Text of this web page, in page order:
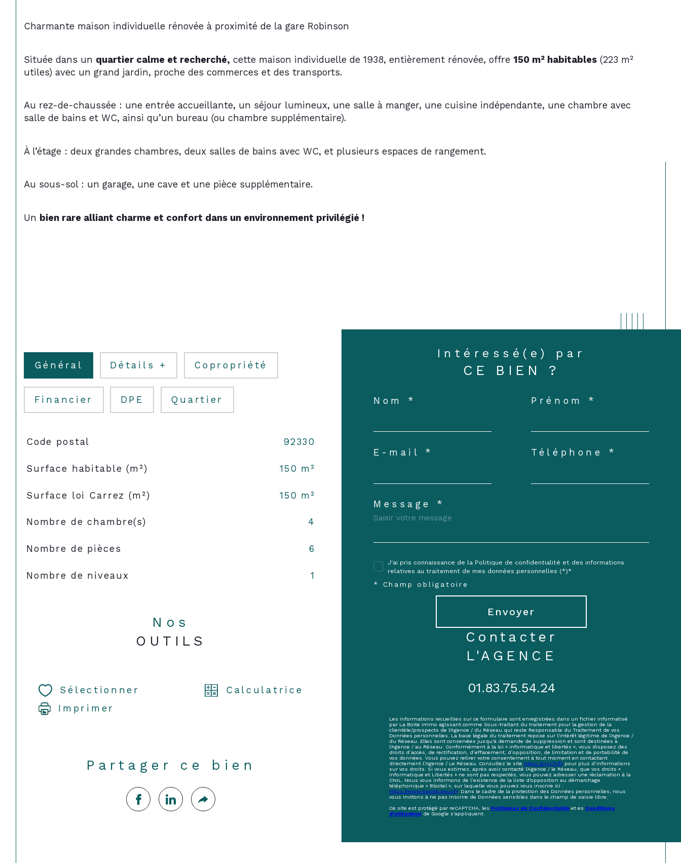
Charmante maison individuelle rénovée à proximité de la gare Robinson
Située dans un quartier calme et recherché, cette maison individuelle de 1938, entièrement rénovée, offre 150 m² habitables (223 m²
utiles) avec un grand jardin, proche des commerces et des transports.
Au rez-de-chaussée : une entrée accueillante, un séjour lumineux, une salle à manger, une cuisine indépendante, une chambre avec
salle de bains et WC, ainsi qu’un bureau (ou chambre supplémentaire).
À l’étage : deux grandes chambres, deux salles de bains avec WC, et plusieurs espaces de rangement.
Au sous-sol : un garage, une cave et une pièce supplémentaire.
Un bien rare alliant charme et confort dans un environnement privilégié !
Général Détails + Copropriété
Financier DPE Quartier
TRAD_SIROCCO_Caracteristique
Code postal 92330
Surface habitable (m²) 150 m²
Surface loi Carrez (m²) 150 m²
Nombre de chambre(s) 4
Nombre de pièces 6
Nombre de niveaux 1
Nos
OUTILS
Sélectionner
Calculatrice
Imprimer
Partager ce bien
Intéressé(e) par
CE BIEN ?
Nom * Prénom *
E-mail * Téléphone *
Message *
J'ai pris connaissance de la Politique de confidentialité et des informations
relatives au traitement de mes données personnelles (*)*
* Champ obligatoire
Envoyer
contacter
L'AGENCE
01.83.75.54.24
Les informations recueillies sur ce formulaire sont enregistrées dans un fichier informatisé
par La Boite Immo agissant comme Sous-traitant du traitement pour la gestion de la
clientèle/prospects de l'Agence / du Réseau qui reste Responsable du Traitement de vos
Données personnelles. La base légale du traitement repose sur l'intérêt légitime de l'Agence /
du Réseau. Elles sont conservées jusqu'à demande de suppression et sont destinées à
l'Agence / au Réseau. Conformément à la loi « informatique et libertés », vous disposez des
droits d’accès, de rectification, d’effacement, d’opposition, de limitation et de portabilité de
vos données. Vous pouvez retirer votre consentement à tout moment en contactant
directement l’Agence / Le Réseau. Consultez le site https://cnil.fr/frpour plus d’informations
sur vos droits. Si vous estimez, après avoir contacté l'Agence / le Réseau, que vos droits «
Informatique et Libertés » ne sont pas respectés, vous pouvez adresser une réclamation à la
CNIL. Nous vous informons de l’existence de la liste d'opposition au démarchage
téléphonique « Bloctel », sur laquelle vous pouvez vous inscrire ici :
https://www.bloctel.gouv.fr. Dans le cadre de la protection des Données personnelles, nous
vous invitons à ne pas inscrire de Données sensibles dans le champ de saisie libre.
Ce site est protégé par reCAPTCHA, les Politiques de Confidentialité et es Conditions
d'utilisation de Google s'appliquent.